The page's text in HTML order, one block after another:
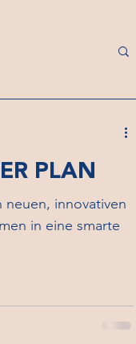
PLAN
innovativen
in eine smarte